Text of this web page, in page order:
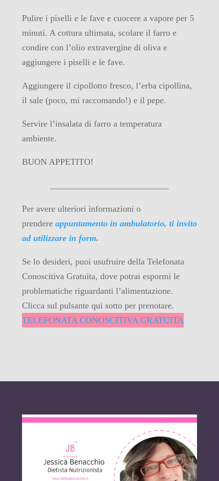
Pulire i piselli e le fave e cuocere a vapore per 5
minuti. A cottura ultimata, scolare il farro e
condire con l’olio extravergine di oliva e
aggiungere i piselli e le fave.
Aggiungere il cipollotto fresco, l’erba cipollina,
il sale (poco, mi raccomando!) e il pepe.
Servire l’insalata di farro a temperatura
ambiente.
BUON APPETITO!
Per avere ulteriori informazioni o
prendere appuntamento in ambulatorio, ti invito
ad utilizzare in form.
Se lo desideri, puoi usufruire della Telefonata
Conoscitiva Gratuita, dove potrai espormi le
problematiche riguardanti l’alimentazione.
Clicca sul pulsante qui sotto per prenotare.
TELEFONATA CONOSCITIVA GRATUITA